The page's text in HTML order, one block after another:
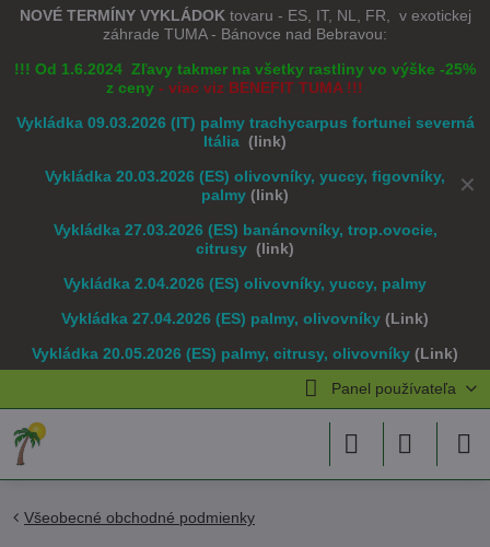
✕
NOVÉ TERMÍNY VYKLÁDOK tovaru - ES, IT, NL, FR, v exotickej
záhrade TUMA - Bánovce nad Bebravou:
!!! Od 1.6.2024 Zľavy takmer na všetky rastliny vo výške -25%
z ceny - viac viz BENEFIT TUMA !!!
Vykládka 09.03.2026 (IT) palmy trachycarpus fortunei severná
Itália (link)
Vykládka 20.03.2026 (ES) olivovníky, yuccy, figovníky,
palmy (link)
Vykládka 27.03.2026 (ES) banánovníky, trop.ovocie,
citrusy (link)
Vykládka 2.04.2026 (ES) olivovníky, yuccy, palmy
Vykládka 27.04.2026 (ES) palmy, olivovníky (Link)
Vykládka 20.05.2026 (ES) palmy, citrusy, olivovníky (Link)
Panel používateľa
Všeobecné obchodné podmienky